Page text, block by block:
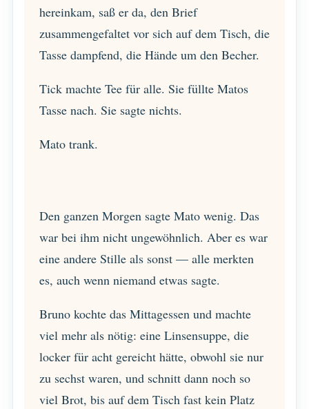
hereinkam, saß er da, den Brief
zusammengefaltet vor sich auf dem Tisch, die
Tasse dampfend, die Hände um den Becher.
Tick machte Tee für alle. Sie füllte Matos
Tasse nach. Sie sagte nichts.
Mato trank.
Den ganzen Morgen sagte Mato wenig. Das
war bei ihm nicht ungewöhnlich. Aber es war
eine andere Stille als sonst — alle merkten
es, auch wenn niemand etwas sagte.
Bruno kochte das Mittagessen und machte
viel mehr als nötig: eine Linsensuppe, die
locker für acht gereicht hätte, obwohl sie nur
zu sechst waren, und schnitt dann noch so
viel Brot, bis auf dem Tisch fast kein Platz